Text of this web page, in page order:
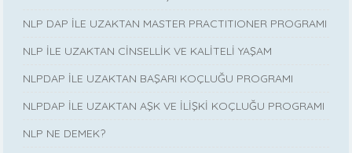
NLP DAP İLE UZAKTAN MASTER PRACTITIONER PROGRAMI
NLP İLE UZAKTAN CİNSELLİK VE KALİTELİ YAŞAM
NLPDAP İLE UZAKTAN BAŞARI KOÇLUĞU PROGRAMI
NLPDAP İLE UZAKTAN AŞK VE İLİŞKİ KOÇLUĞU PROGRAMI
NLP NE DEMEK?